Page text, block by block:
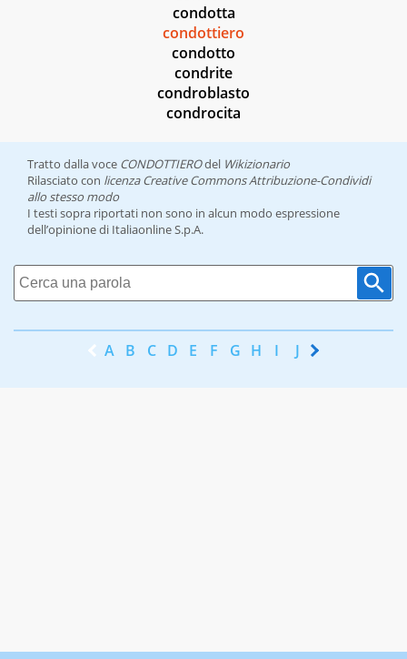
condotta
condottiero
condotto
condrite
condroblasto
condrocita
Tratto dalla voce CONDOTTIEROdel Wikizionario
Rilasciato con licenza Creative Commons Attribuzione-Condividi
allo stesso modo
I testi sopra riportati non sono in alcun modo espressione
dell’opinione di Italiaonline S.p.A.
A B C D E F G H I J K